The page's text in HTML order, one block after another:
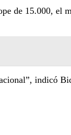
de 15.000, el
indicó